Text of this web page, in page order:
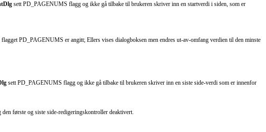
sett PD_PAGENUMS flagg og ikke gå tilbake til brukeren skriver inn en startverdi i siden, som er
PD_PAGENUMS er angitt; Ellers vises dialogboksen men endres ut-av-omfang verdien til den minste
sett PD_PAGENUMS flagg og ikke gå tilbake til brukeren skriver inn en siste side-verdi som er innenfor
den første og siste side-redigeringskontroller deaktivert.